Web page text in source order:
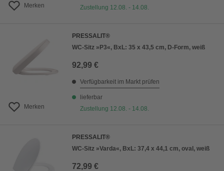
Merken
Zustellung 12.08. - 14.08.
Merken
PRESSALIT®
WC-Sitz »P3«, BxL: 35 x 43,5 cm, D-Form, weiß
92,99 €
Verfügbarkeit im Markt prüfen
lieferbar
Zustellung 12.08. - 14.08.
PRESSALIT®
WC-Sitz »Varda«, BxL: 37,4 x 44,1 cm, oval, weiß
72,99 €